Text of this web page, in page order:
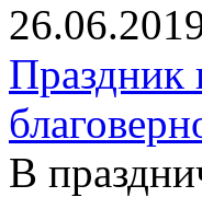
Праздник
В